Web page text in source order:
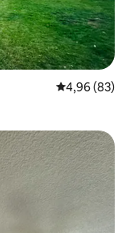
Note
4,96 (83)